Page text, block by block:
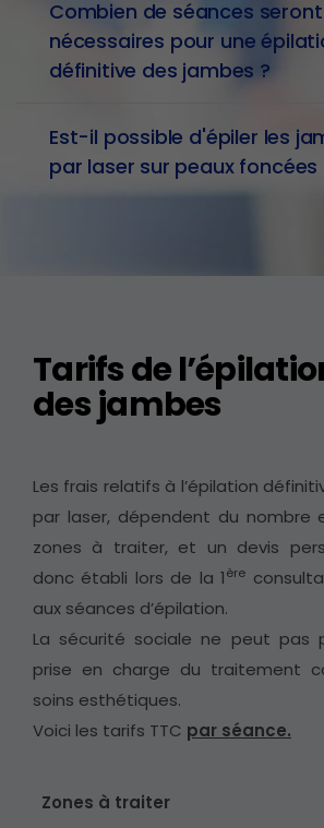
Combien de séances seront
nécessaires pour une
définitive des jambes ?
Est-il possible d'épiler les
par laser sur peaux foncées
Tarifs de
des jambes
Les frais relatifs à l’épilation
par laser, dépendent du
zones à traiter, et un devis
donc établi lors de la 1ère
aux séances d’épilation.
La sécurité sociale ne peut pas
prise en charge du traitement
soins esthétiques.
Voici les tarifs TTC par séance.
Zones à traiter